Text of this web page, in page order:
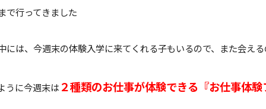
で行ってきました
には、今週末の体験入学に来てくれる子もいるので、また会え
うに今週末は ２種類のお仕事が体験できる『お仕事体